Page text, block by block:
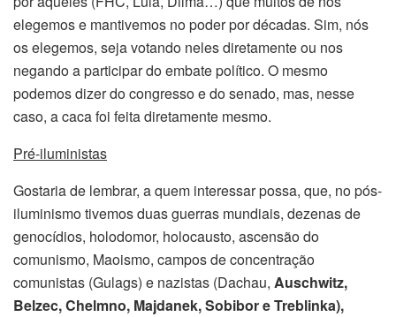
elegemos e mantivemos no poder por décadas. Sim, nós
os elegemos, seja votando neles diretamente ou nos
negando a participar do embate político. O mesmo
podemos dizer do congresso e do senado, mas, nesse
caso, a caca foi feita diretamente mesmo.
Pré-iluministas
Gostaria de lembrar, a quem interessar possa, que, no pós-
iluminismo tivemos duas guerras mundiais, dezenas de
genocídios, holodomor, holocausto, ascensão do
comunismo, Maoismo, campos de concentração
comunistas (Gulags) e nazistas (Dachau, Auschwitz,
Belzec, Chelmno, Majdanek, Sobibor e Treblinka),